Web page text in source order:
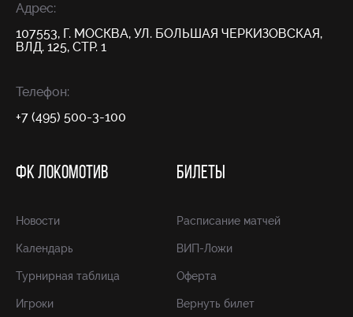
Адрес:
107553, Г. МОСКВА, УЛ. БОЛЬШАЯ ЧЕРКИЗОВСКАЯ,
ВЛД. 125, СТР. 1
Телефон:
+7 (495) 500-3-100
ФК ЛОКОМОТИВ
Новости
Календарь
Турнирная таблица
Игроки
БИЛЕТЫ
Расписание матчей
ВИП-Ложи
Оферта
Вернуть билет